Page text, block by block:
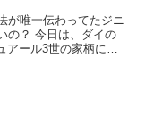
が唯一伝わってたジニ
の？ 今日は、ダイの
ール3世の家柄につ